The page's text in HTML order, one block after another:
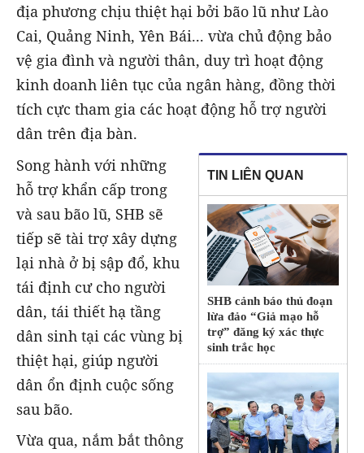
địa phương chịu thiệt hại bởi bão lũ như Lào
Cai, Quảng Ninh, Yên Bái... vừa chủ động bảo
vệ gia đình và người thân, duy trì hoạt động
kinh doanh liên tục của ngân hàng, đồng thời
tích cực tham gia các hoạt động hỗ trợ người
dân trên địa bàn.
TIN LIÊN QUAN
SHB cảnh báo thủ đoạn
lừa đảo “Giả mạo hỗ
trợ” đăng ký xác thực
sinh trắc học
Song hành với những
hỗ trợ khẩn cấp trong
và sau bão lũ, SHB sẽ
tiếp sẽ tài trợ xây dựng
lại nhà ở bị sập đổ, khu
tái định cư cho người
dân, tái thiết hạ tầng
dân sinh tại các vùng bị
thiệt hại, giúp người
dân ổn định cuộc sống
sau bão.
Vừa qua, nắm bắt thông